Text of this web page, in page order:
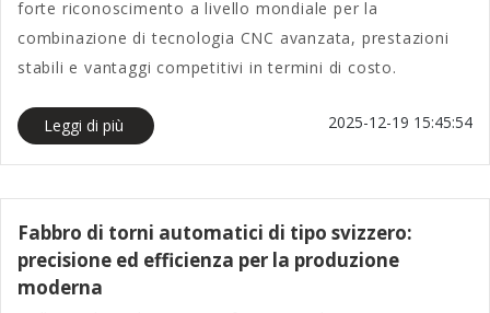
forte riconoscimento a livello mondiale per la
combinazione di tecnologia CNC avanzata, prestazioni
stabili e vantaggi competitivi in termini di costo.
Leggi di più 2025-12-19 15:45:54
Fabbro di torni automatici di tipo svizzero:
precisione ed efficienza per la produzione
moderna